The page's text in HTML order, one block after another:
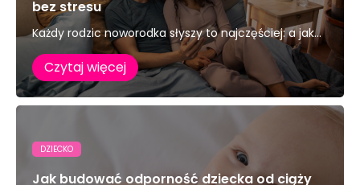
bez stresu
Każdy rodzic noworodka słyszy to najczęściej: a jak...
Czytaj więcej
DZIECKO
Jak budować odporność dziecka od ciąży